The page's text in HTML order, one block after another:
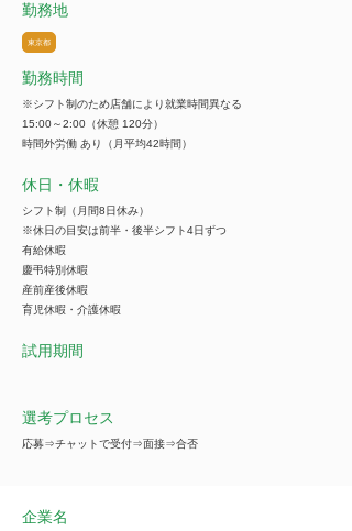
勤務地
東京都
勤務時間
※シフト制のため店舗により就業時間異なる
15:00～2:00（休憩 120分）
時間外労働 あり（月平均42時間）
休日・休暇
シフト制（月間8日休み）
※休日の目安は前半・後半シフト4日ずつ
有給休暇
慶弔特別休暇
産前産後休暇
育児休暇・介護休暇
試用期間
選考プロセス
応募⇒チャットで受付⇒面接⇒合否
企業名